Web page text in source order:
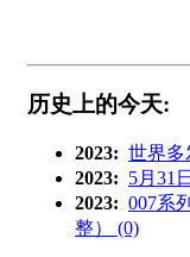
历史上的今天:
2023: 世界多
2023: 5月31
2023: 007系
整） (0)